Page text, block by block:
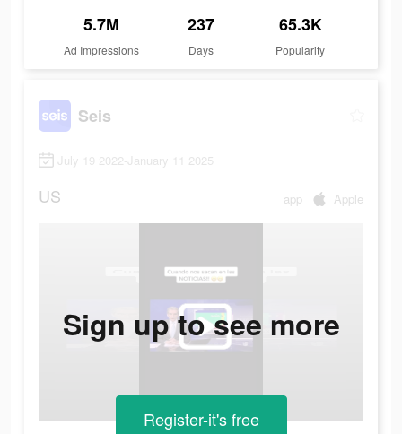
5.7M
Ad Impressions
237
Days
65.3K
Popularity
Seis
July 19 2022-January 11 2025
US app Apple
Sign up to see more
Register-it's free